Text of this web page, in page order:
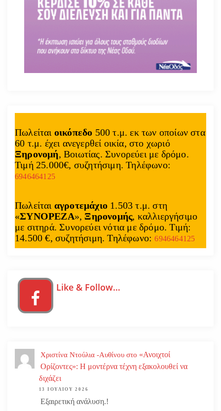
Πωλείται οικόπεδο 500 τ.μ. εκ των οποίων στα
60 τ.μ. έχει ανεγερθεί οικία, στο χωριό
Ξηρονομή, Βοιωτίας. Συνορεύει με δρόμο.
Τιμή 25.000€, συζητήσιμη. Τηλέφωνο:
6946464125
Πωλείται αγροτεμάχιο 1.503 τ.μ. στη
«ΣΥΝΟΡΕΖΑ», Ξηρονομής, καλλιεργήσιμο
με σιτηρά. Συνορεύει νότια με δρόμο. Τιμή:
14.500 €, συζητήσιμη. Τηλέφωνο:6946464125
Like & Follow…
Χριστίνα Ντούλια -Αυθίνου στο «Ανοιχτοί
Ορίζοντες»: Η μοντέρνα τέχνη εξακολουθεί να
διχάζει
13 ΙΟΥΛΊΟΥ 2026
Εξαιρετική ανάλυση.!